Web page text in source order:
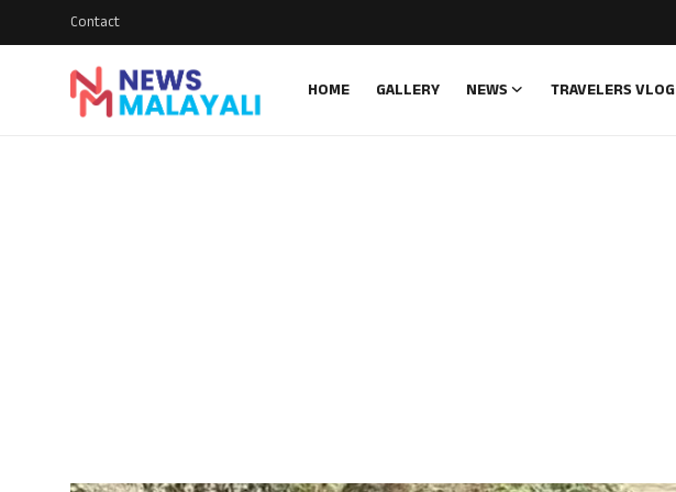
Contact
HOME GALLERY NEWS TRAVELERS VLOG